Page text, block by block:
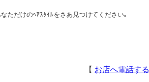
ただけのﾍｱｽﾀｲﾙをさあ見つけてください｡
【 お店へ電話する